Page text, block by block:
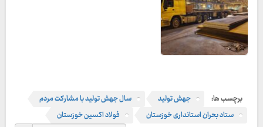
برچسب ها: جهش تولید
سال جهش تولید با مشارکت مردم
ستاد بحران استانداری خوزستان
فولاد اکسین خوزستان